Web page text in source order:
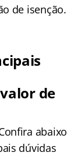
de isenção.
de
abaixo
dúvidas